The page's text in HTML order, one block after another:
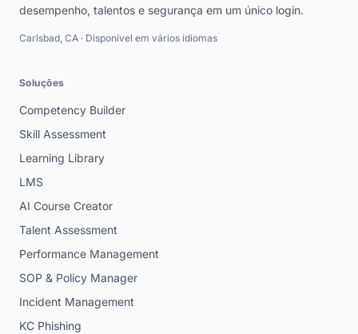
desempenho, talentos e segurança em um único login.
Carlsbad, CA · Disponível em vários idiomas
Soluções
Competency Builder
Skill Assessment
Learning Library
LMS
AI Course Creator
Talent Assessment
Performance Management
SOP & Policy Manager
Incident Management
KC Phishing